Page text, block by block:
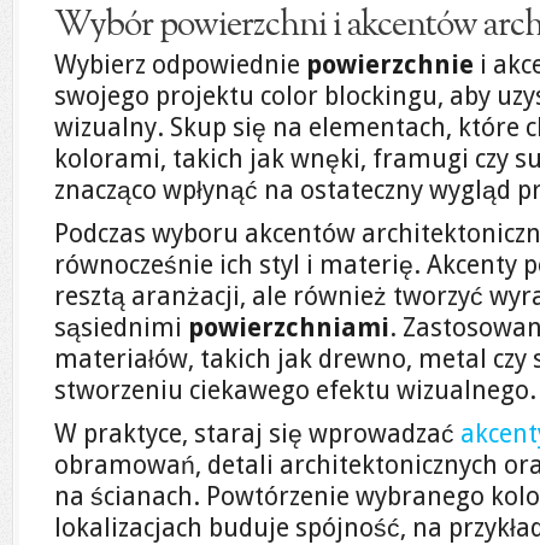
Wybór powierzchni i akcentów
Wybierz odpowiednie powierzchnie i
swojego projektu color blockingu, aby
wizualny. Skup się na elementach, które
kolorami, takich jak wnęki, framugi czy
znacząco wpłynąć na ostateczny wygląd
Podczas wyboru akcentów
równocześnie ich styl i materię. Akcenty
resztą aranżacji, ale również tworzyć
sąsiednimi powierzchniami.
materiałów, takich jak drewno, metal czy
stworzeniu ciekawego efektu wizualnego.
W praktyce, staraj się wprowadzać
obramowań, detali architektonicznych
na ścianach. Powtórzenie wybranego
lokalizacjach buduje spójność, na